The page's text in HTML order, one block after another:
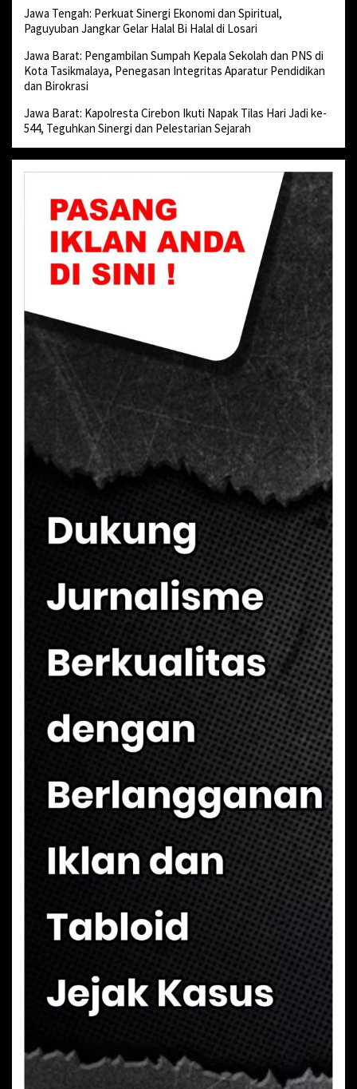
Jawa Tengah: Perkuat Sinergi Ekonomi dan Spiritual,
Paguyuban Jangkar Gelar Halal Bi Halal di Losari
Jawa Barat: Pengambilan Sumpah Kepala Sekolah dan PNS di
Kota Tasikmalaya, Penegasan Integritas Aparatur Pendidikan
dan Birokrasi
Jawa Barat: Kapolresta Cirebon Ikuti Napak Tilas Hari Jadi ke-
544, Teguhkan Sinergi dan Pelestarian Sejarah